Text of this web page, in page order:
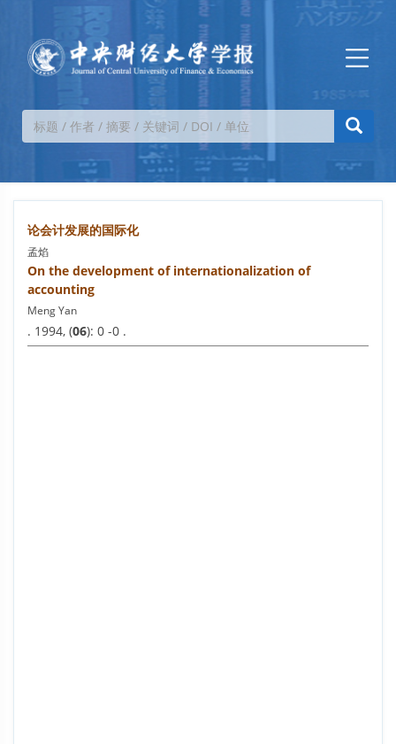
论会计发展的国际化
孟焰
On the development of internationalization of
accounting
Meng Yan
. 1994, (06): 0 -0 .